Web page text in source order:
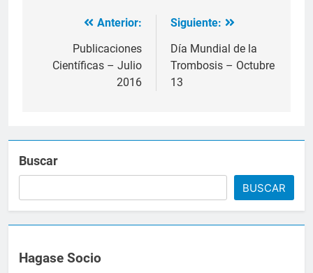
Navegación
Anterior:
Publicaciones
Científicas – Julio
2016
Siguiente:
Día Mundial de la
Trombosis – Octubre
13
Buscar
BUSCAR
Hagase Socio